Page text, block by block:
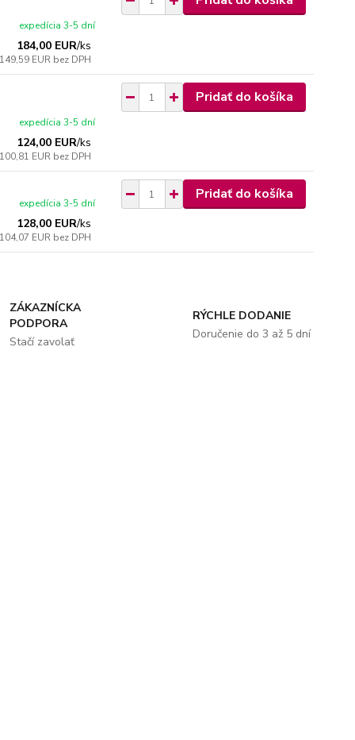
184,00 EUR/ks
149,59 EUR bez DPH
expedícia 3-5 dní
124,00 EUR/ks
100,81 EUR bez DPH
expedícia 3-5 dní
Pridať do košíka
128,00 EUR/ks
104,07 EUR bez DPH
expedícia 3-5 dní
Pridať do košíka
ZÁKAZNÍCKA
PODPORA
Stačí zavolať
RÝCHLE DODANIE
Doručenie do 3 až 5 dní